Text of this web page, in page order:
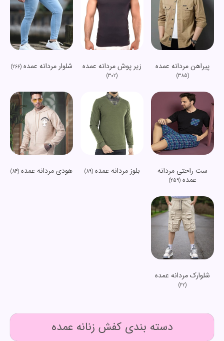
پیراهن مردانه عمده
(385)
زیر پوش مردانه عمده
(302)
شلوار مردانه عمده(266)
ست راحتی مردانه
عمده(259)
بلوز مردانه عمده(89) هودی مردانه عمده (84)
شلوارک مردانه عمده
(22)
دسته بندی کفش زنانه عمده